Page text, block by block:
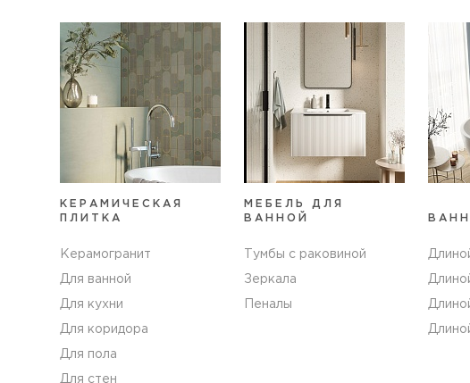
КЕРАМИЧЕСКАЯ
ПЛИТКА
Керамогранит
Для ванной
Для кухни
Для коридора
Для пола
Для стен
МЕБЕЛЬ ДЛЯ
ВАННОЙ
Тумбы с раковиной
Зеркала
Пеналы